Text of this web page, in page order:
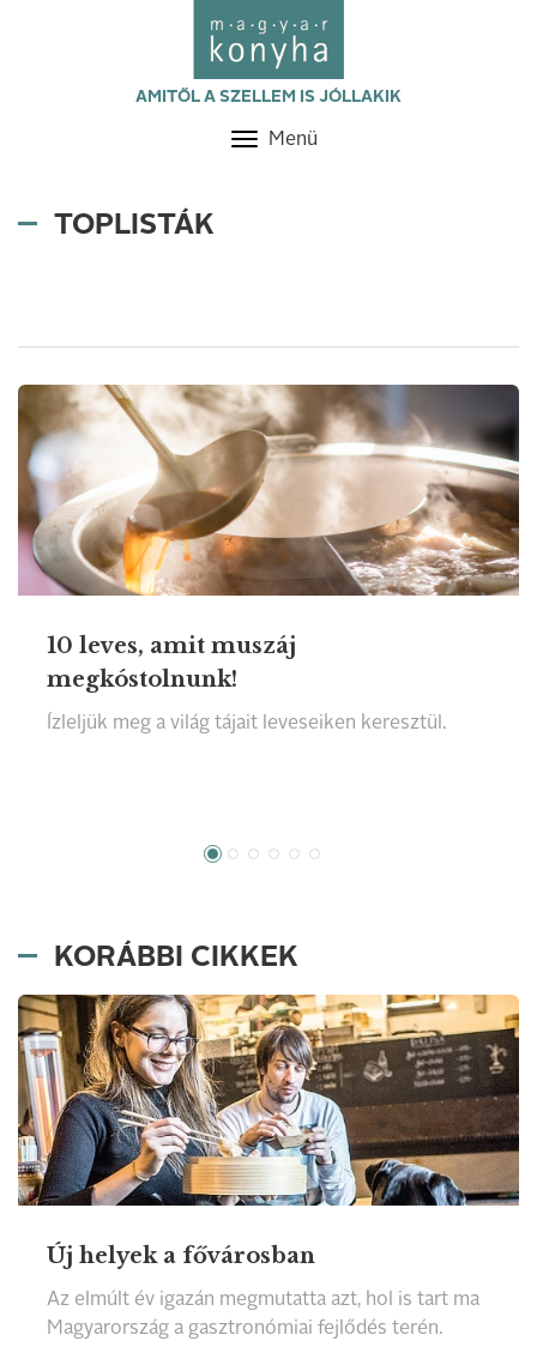
AMITŐL A SZELLEM IS JÓLLAKIK
Toggle
Menü
TOPLISTÁK
10 leves, amit muszáj
megkóstolnunk!
Ízleljük meg a világ tájait leveseiken keresztül.
KORÁBBI CIKKEK
Új helyek a fővárosban
Az elmúlt év igazán megmutatta azt, hol is tart ma
Magyarország a gasztronómiai fejlődés terén.